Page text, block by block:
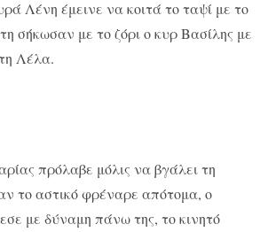
Λένη έμεινε να κοιτά το ταψί με το
σήκωσαν με το ζόρι ο κυρ Βασίλης με
Λέλα.
πρόλαβε μόλις να βγάλει τη
το αστικό φρέναρε απότομα, ο
με δύναμη πάνω της, το κινητό